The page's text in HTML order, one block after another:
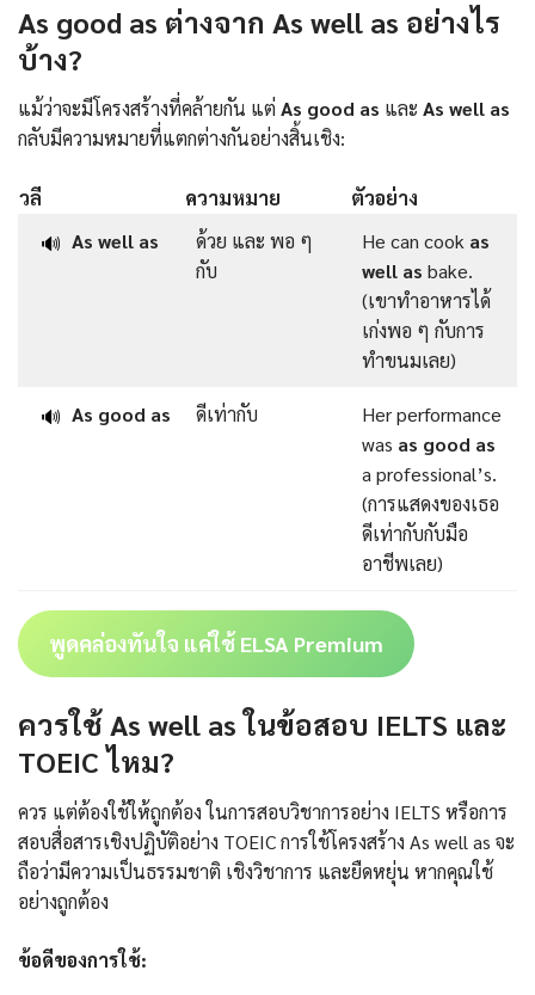
As good as ต่างจาก As well as อย่างไร
บ้าง?
แม้ว่าจะมีโครงสร้างที่คล้ายกัน แต่ As good as และ As well as
กลับมีความหมายที่แตกต่างกันอย่างสิ้นเชิง:
วลี ความหมาย
ตัวอย่าง
🔊 As well as
ด้วย และ พอ ๆ
กับ
He can cook as
well as bake.
(เขาทำอาหารได้
เก่งพอ ๆ กับการ
ทำขนมเลย)
🔊 As good as ดีเท่ากับ
Her performance
was as good as
a professional’s.
(การแสดงของเธอ
ดีเท่ากับกับมือ
อาชีพเลย)
พูดคล่องทันใจ แค่ใช้ ELSA Premium
ควรใช้ As well as ในข้อสอบ IELTS และ
TOEIC ไหม?
ควร แต่ต้องใช้ให้ถูกต้อง ในการสอบวิชาการอย่าง IELTS หรือการ
สอบสื่อสารเชิงปฏิบัติอย่าง TOEIC การใช้โครงสร้าง As well as จะ
ถือว่ามีความเป็นธรรมชาติ เชิงวิชาการ และยืดหยุ่น หากคุณใช้
อย่างถูกต้อง
ข้อดีของการใช้: